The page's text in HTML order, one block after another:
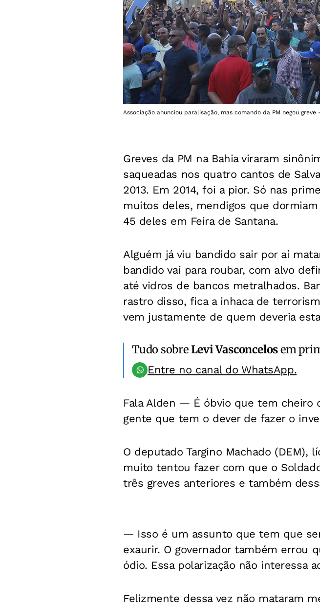
Associação anunciou paralisação, mas comando da PM negou greve
Greves da PM na Bahia viraram
saqueadas nos quatro cantos de
2013. Em 2014, foi a pior. Só nas
muitos deles, mendigos que
45 deles em Feira de Santana.
Alguém já viu bandido sair por aí
bandido vai para roubar, com alvo
até vidros de bancos metralhados.
rastro disso, fica a inhaca de
vem justamente de quem deveria
Tudo sobreLevi Vasconcelosem
Entre no canal do WhatsApp.
Fala Alden — É óbvio que tem cheiro
gente que tem o dever de fazer o
O deputado Targino Machado (DEM),
muito tentou fazer com que o
três greves anteriores e também
— Isso é um assunto que tem que
exaurir. O governador também errou
ódio. Essa polarização não interessa
Felizmente dessa vez não mataram